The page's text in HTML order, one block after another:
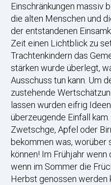
Einschränkungen massiv
die alten Menschen und
der entstandenen
Zeit einen Lichtblick zu
Trachtenkindern das
stärken wurde überlegt,
Ausschuss tun kann. Um
zustehende
lassen wurden eifrig
überzeugende Einfall
Zwetschge, Apfel oder
bekommen was, worüber
können! Im Frühjahr
wenn im Sommer die
Herbst genossen werden